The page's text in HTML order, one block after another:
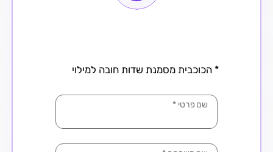
* הכוכבית מסמנת שדות חובה למילוי
שם פרטי *